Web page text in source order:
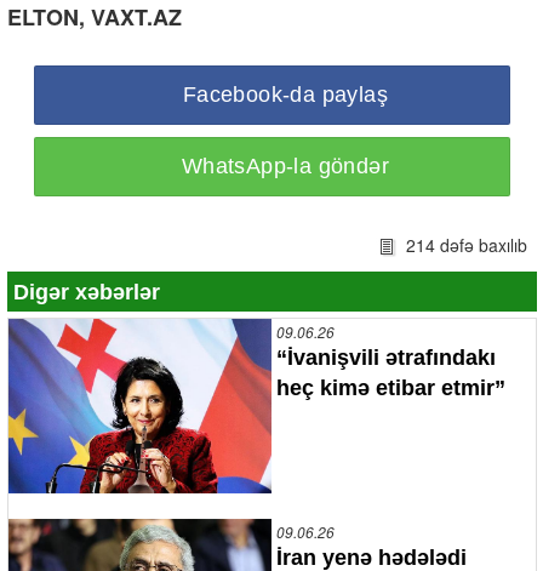
ELTON, VAXT.AZ
Facebook-da paylaş
WhatsApp-la göndər
214 dəfə baxılıb
Digər xəbərlər
09.06.26
“İvanişvili ətrafındakı
heç kimə etibar etmir”
09.06.26
İran yenə hədələdi